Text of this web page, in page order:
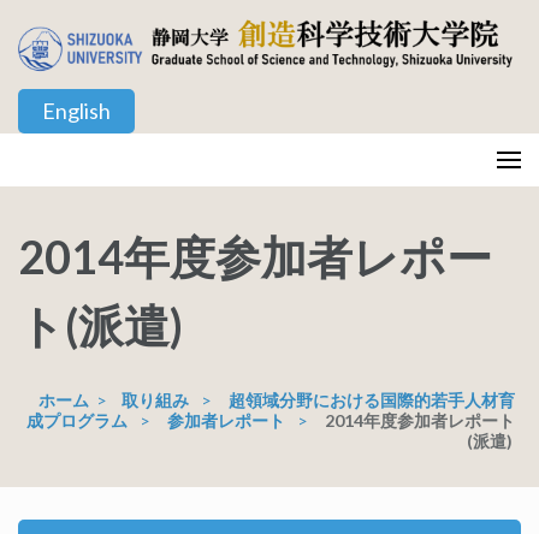
ン
(Enter
す)
English
静岡大学 創造科学技術大学院
2014年度参加者レポー
ト(派遣)
ホーム > 取り組み >
超領域分野における国際的若手人材育
成プログラム
> 参加者レポート >
2014年度参加者レポート
(派遣)